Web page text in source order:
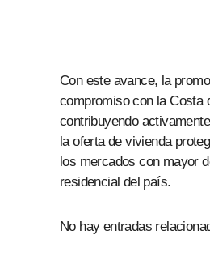
Con este avance, la
compromiso con la Costa
contribuyendo
la oferta de vivienda
los mercados con mayor
residencial del país.
No hay entradas